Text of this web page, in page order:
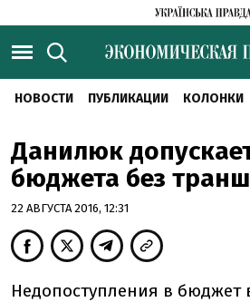
НОВОСТИ ПУБЛИКАЦИИ КОЛОНКИ
Данилюк
бюджета без
22 АВГУСТА 2016, 12:31
Недопоступления в бюджет